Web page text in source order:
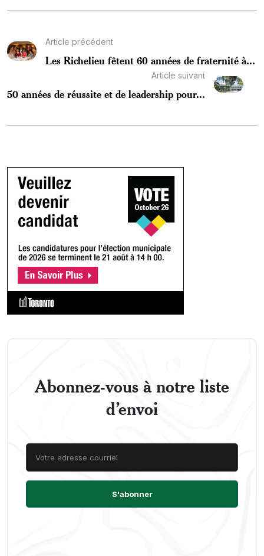
Article précédent
Les Richelieu fêtent 60 années de fraternité à...
Article suivant
50 années de réussite et de leadership pour...
Abonnez-vous à notre liste
d’envoi